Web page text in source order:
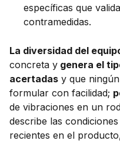
específicas que
contramedidas.
La diversidad del
concreta y genera el
acertadas y que
formular con facilidad;
de vibraciones en un
describe las
recientes en el